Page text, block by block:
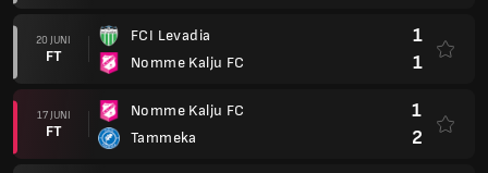
20 JUNI
FT
FCI Levadia
Nomme Kalju FC
1
1
17 JUNI
FT
Nomme Kalju FC
Tammeka
1
2